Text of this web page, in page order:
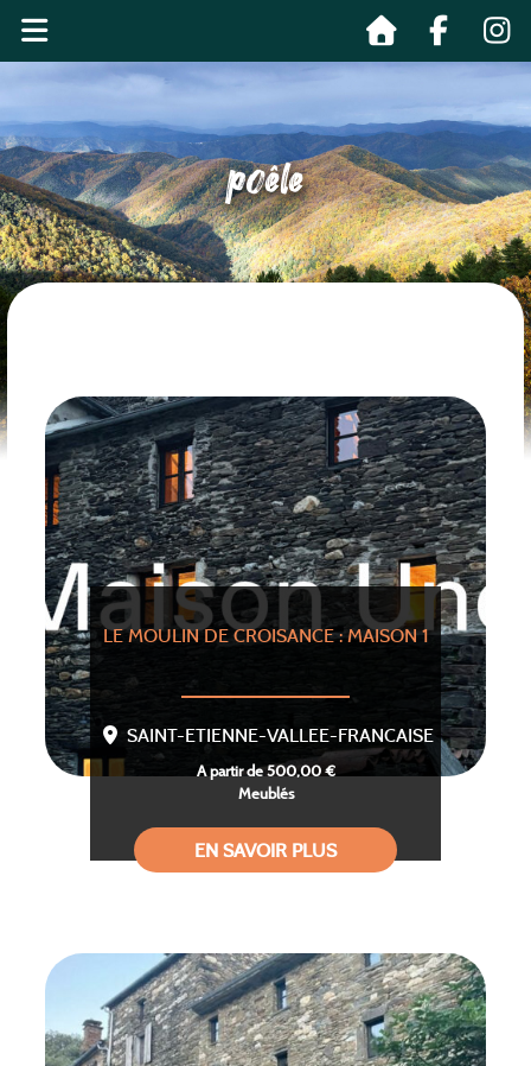
poêle
LE MOULIN DE CROISANCE : MAISON 1
SAINT-ETIENNE-VALLEE-FRANCAISE
A partir de 500,00 €
Meublés
EN SAVOIR PLUS